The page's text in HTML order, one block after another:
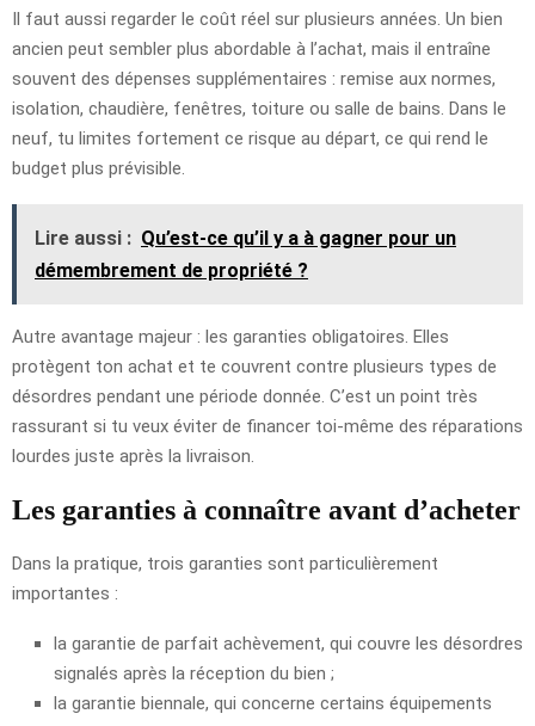
Il faut aussi regarder le coût réel sur plusieurs années. Un bien
ancien peut sembler plus abordable à l’achat, mais il entraîne
souvent des dépenses supplémentaires : remise aux normes,
isolation, chaudière, fenêtres, toiture ou salle de bains. Dans le
neuf, tu limites fortement ce risque au départ, ce qui rend le
budget plus prévisible.
Lire aussi : Qu’est-ce qu’il y a à gagner pour un
démembrement de propriété ?
Autre avantage majeur : les garanties obligatoires. Elles
protègent ton achat et te couvrent contre plusieurs types de
désordres pendant une période donnée. C’est un point très
rassurant si tu veux éviter de financer toi-même des réparations
lourdes juste après la livraison.
Les garanties à connaître avant d’acheter
Dans la pratique, trois garanties sont particulièrement
importantes :
la garantie de parfait achèvement, qui couvre les désordres
signalés après la réception du bien ;
la garantie biennale, qui concerne certains équipements